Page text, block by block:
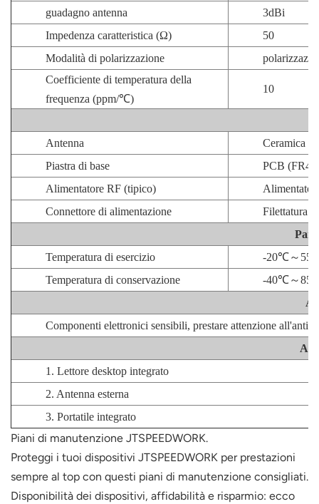
guadagno antenna
3dBi
Impedenza caratteristica (Ω)
50
Modalità di polarizzazione
Coefficiente di temperatura della
frequenza (ppm/℃)
10
Antenna
Ceramica
Piastra di base
PCB (FR4)
Alimentatore RF (tipico)
Connettore di alimentazione
Filettatura
Temperatura di esercizio
-20℃～ 55
Temperatura di conservazione
-40℃～85
Componenti elettronici sensibili, prestare attenzione
1. Lettore desktop integrato
2. Antenna esterna
3. Portatile integrato
Piani di manutenzione JTSPEEDWORK.
Proteggi i tuoi dispositivi JTSPEEDWORK per prestazioni
sempre al top con questi piani di manutenzione consigliati.
Disponibilità dei dispositivi, affidabilità e risparmio: ecco